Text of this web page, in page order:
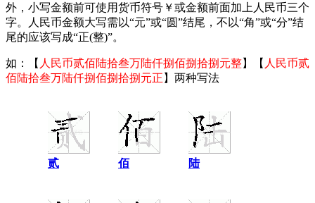
外，小写金额前可使用货币符号￥或金额前面加上人民币三个
字。人民币金额大写需以“元”或“圆”结尾，不以“角”或“分”结
尾的应该写成“正(整)”。
如：【 人民币贰佰陆拾叁万陆仟捌佰捌拾捌元整】【 人民币贰
佰陆拾叁万陆仟捌佰捌拾捌元正 】两种写法
贰 佰 陆